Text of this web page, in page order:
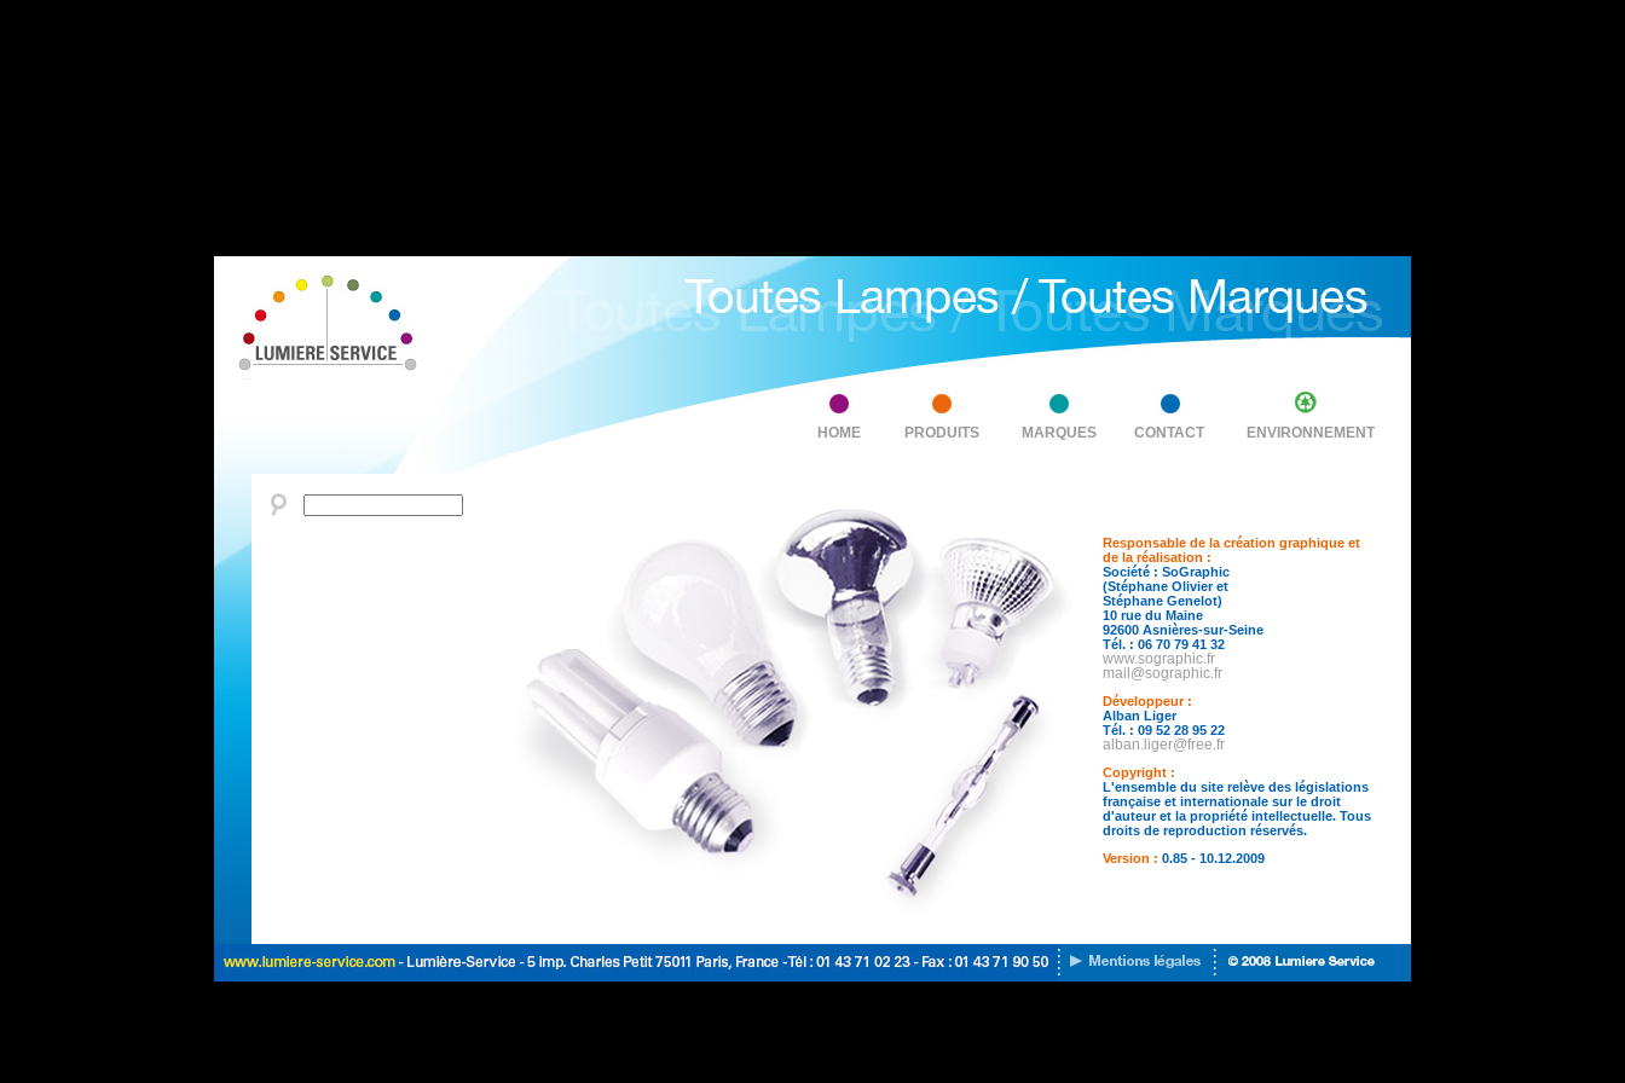
HOME PRODUITS MARQUES CONTACT ENVIRONNEMENT
Responsable de la création graphique et
de la réalisation :
Société : SoGraphic
(Stéphane Olivier et
Stéphane Genelot)
10 rue du Maine
92600 Asnières-sur-Seine
Tél. : 06 70 79 41 32
www.sographic.fr
mail@sographic.fr
Développeur :
Alban Liger
Tél. : 09 52 28 95 22
alban.liger@free.fr
Copyright :
L'ensemble du site relève des législations
française et internationale sur le droit
d'auteur et la propriété intellectuelle. Tous
droits de reproduction réservés.
Version : 0.85 - 10.12.2009